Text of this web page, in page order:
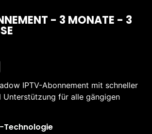
- 3 MONATE - 3
IPTV-Abonnement mit schneller
Unterstützung für alle gängigen
Technologie